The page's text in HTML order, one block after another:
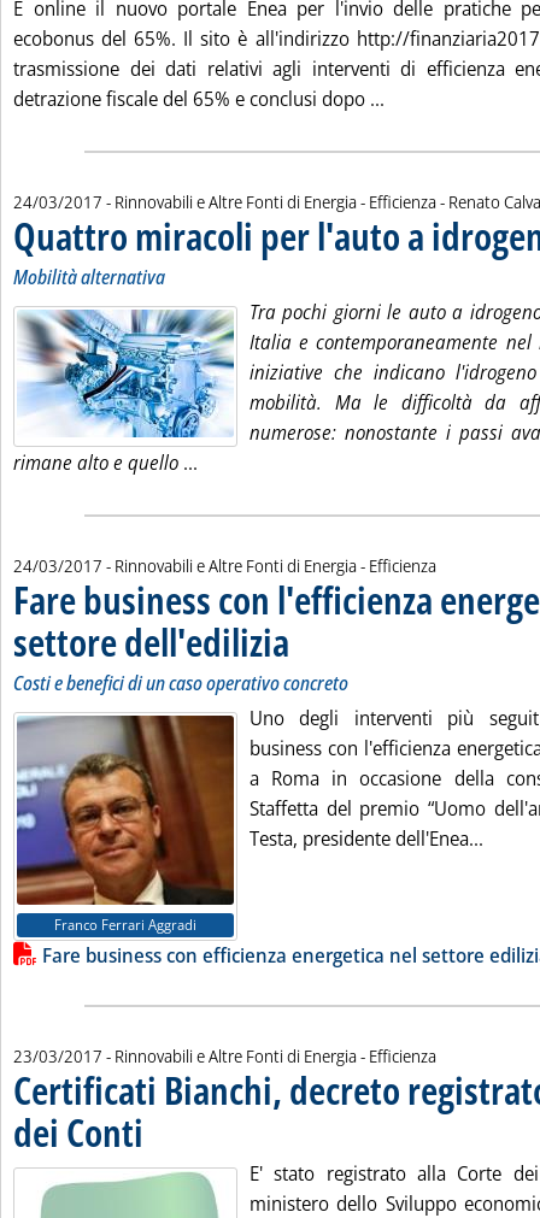
È online il nuovo portale Enea per l'invio delle pratiche
ecobonus del 65%. Il sito è all'indirizzo http://
trasmissione dei dati relativi agli interventi di efficienza
detrazione fiscale del 65% e conclusi dopo ...
24/03/2017 - Rinnovabili e Altre Fonti di Energia - Efficienza - di:
Renato
Quattro miracoli per l'auto a
Mobilità alternativa
Tra pochi giorni le auto a
Italia e contemporaneamente
iniziative che indicano
mobilità. Ma le difficoltà da
numerose: nonostante i passi
rimane alto e quello ...
24/03/2017 - Rinnovabili e Altre Fonti di Energia - Efficienza
Fare business con l'efficienza
settore dell'edilizia . Sottotitolo: Costi e benefici di un caso
. Pubblicata venerdì 24 marzo 2017 alle
Costi e benefici di un caso operativo concreto
Franco Ferrari Aggradi
Uno degli interventi più
business con l'efficienza
a Roma in occasione della
Staffetta del premio “Uomo
Testa, presidente dell'Enea...
Lista allegati PDF alla notizia
Fare business con efficienza energetica nel settore
23/03/2017 - Rinnovabili e Altre Fonti di Energia - Efficienza
Certificati Bianchi, decreto
dei Conti
E' stato registrato alla Corte
ministero dello Sviluppo